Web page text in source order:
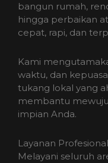
bangun rumah,
hingga perbaikan
cepat, rapi, dan
Kami
waktu, dan
tukang lokal yang
membantu
impian Anda.
Layanan
Melayani seluruh